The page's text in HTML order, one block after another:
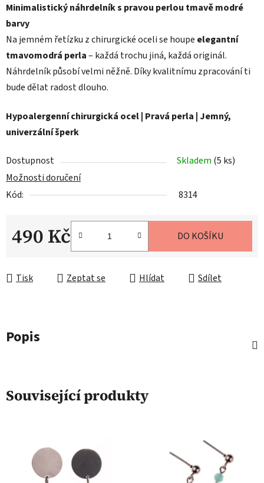
Minimalistický náhrdelník s pravou perlou tmavě modré
barvy
Na jemném řetízku z chirurgické oceli se houpe elegantní
tmavomodrá perla– každá trochu jiná, každá originál.
Náhrdelník působí velmi něžně. Díky kvalitnímu zpracování ti
bude dělat radost dlouho.
Hypoalergenní chirurgická ocel | Pravá perla | Jemný,
univerzální šperk
Dostupnost Skladem (5 ks)
Možnosti doručení
Kód:
8314
490 Kč DO KOŠÍKU
Tisk Zeptat se Hlídat Sdílet
Popis
Související produkty